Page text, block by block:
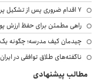
۷ اقدام ضروری پس از تشکیل پرونده مواد مخدر؛ راهنمای خانواده‌ها
راهی مطمئن برای حفظ ارزش
چیدمان کیف مدرسه؛ چگونه
ناگفته‌های طلاق توافقی در
مطالب پیشنهادی